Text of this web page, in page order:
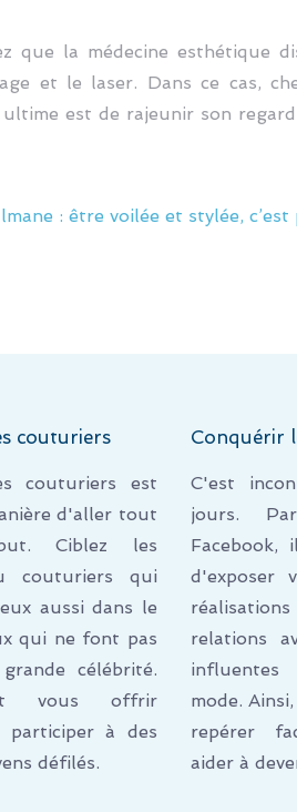
que la médecine esthétique
et le laser. Dans ce cas,
est de rajeunir son
: être voilée et stylée, c’est
couturiers
couturiers est
d'aller tout
Ciblez les
couturiers qui
aussi dans le
qui ne font pas
célébrité.
vous offrir
participer à des
défilés.
Conquérir
C'est
jours.
d'exposer
relations
mode.
repérer
aider à